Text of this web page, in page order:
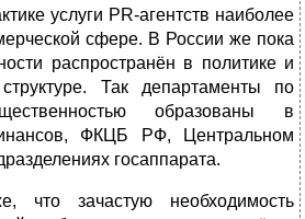
услуги PR-агентств наиболее
сфере. В России же пока
распространён в политике и
структуре. Так департаменты по
образованы в
ФКЦБ РФ, Центральном
госаппарата.
что зачастую необходимость